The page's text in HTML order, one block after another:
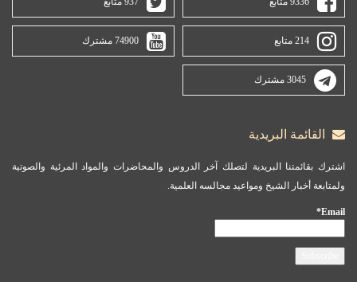
214 متابع 74900 مشترك
3045 مشترك
القائمة البريدية
اشترك بقائمتنا البريدية لتصلك آخر الدروس والمحاضرات والمواد المرئية والصوتية
ولمتابعة أخبار الشيخ ومواعيد مجالسه العلمية.
Email*